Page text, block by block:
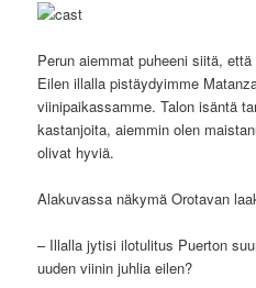
Perun aiemmat puheeni siitä,
Eilen illalla pistäydyimme
viinipaikassamme. Talon isäntä
kastanjoita, aiemmin olen
olivat hyviä.
Alakuvassa näkymä Orotavan
– Illalla jytisi ilotulitus Puerton
uuden viinin juhlia eilen?